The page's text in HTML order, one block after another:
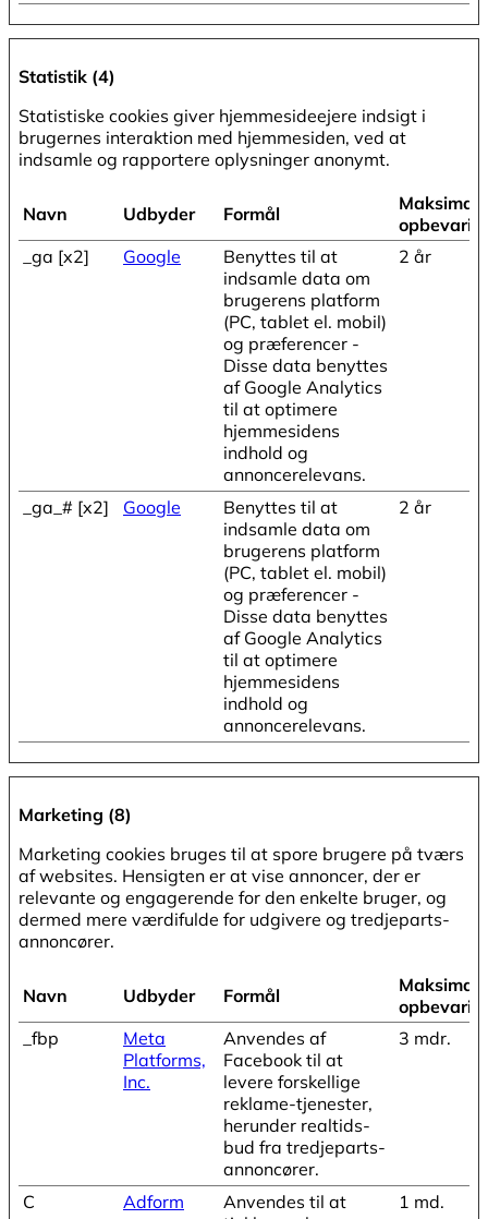
Statistik (4)
Statistiske cookies giver hjemmesideejere indsigt i
brugernes interaktion med hjemmesiden, ved at
indsamle og rapportere oplysninger anonymt.
Navn Udbyder Formål
Maksimal
_ga [x2]
Google
Benyttes til at
indsamle data om
brugerens platform
(PC, tablet el. mobil)
og præferencer -
Disse data benyttes
af Google Analytics
til at optimere
hjemmesidens
indhold og
annoncerelevans.
2 år
_ga_# [x2] Google
Benyttes til at
indsamle data om
brugerens platform
(PC, tablet el. mobil)
og præferencer -
Disse data benyttes
af Google Analytics
til at optimere
hjemmesidens
indhold og
annoncerelevans.
2 år
Marketing (8)
Marketing cookies bruges til at spore brugere på tværs
af websites. Hensigten er at vise annoncer, der er
relevante og engagerende for den enkelte bruger, og
dermed mere værdifulde for udgivere og tredjeparts-
annoncører.
Navn Udbyder Formål
Maksimal
_fbp
Meta
Platforms,
Inc.
Anvendes af
Facebook til at
levere forskellige
reklame-tjenester,
herunder realtids-
bud fra tredjeparts-
annoncører.
3 mdr.
C Adform
Anvendes til at
1 md.